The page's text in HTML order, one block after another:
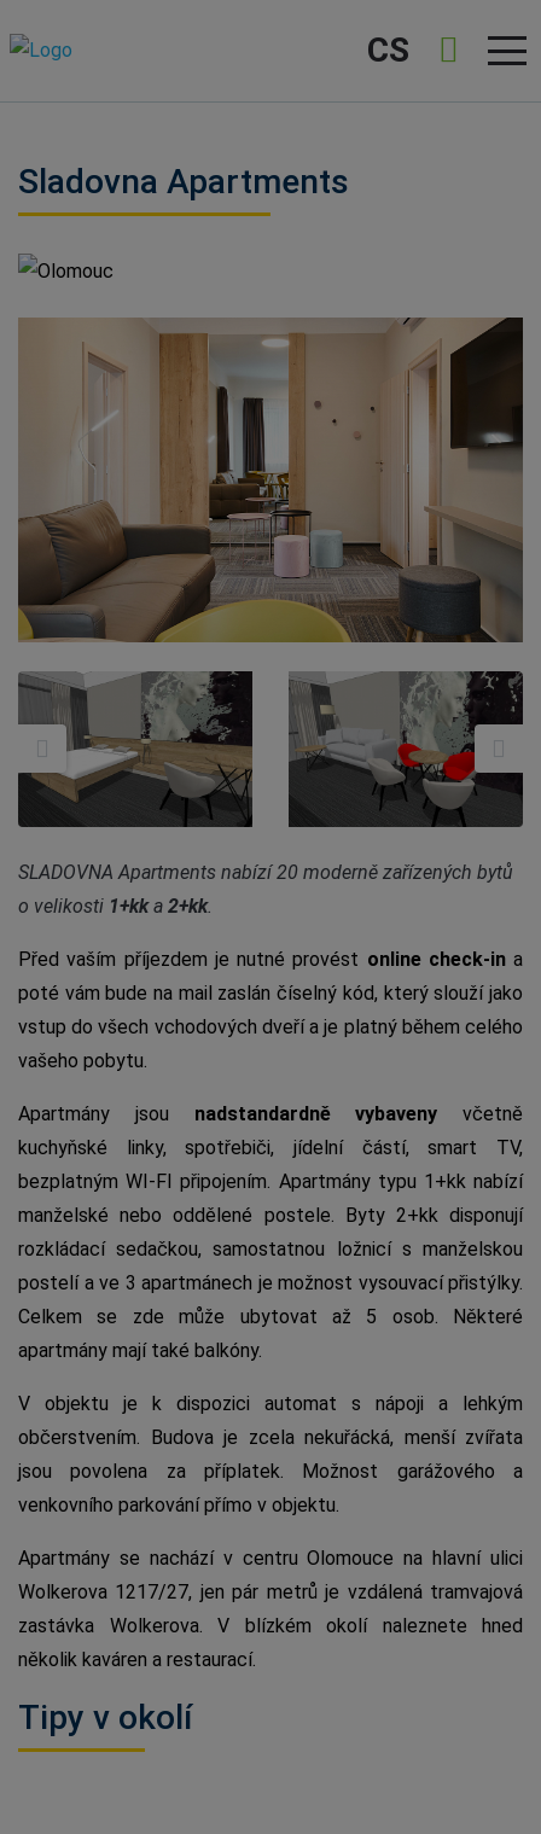
CS
Sladovna Apartments
Olomouc
SLADOVNA Apartments nabízí 20 moderně zařízených bytů
o velikosti 1+kka 2+kk.
Před vaším příjezdem je nutné provést online check-ina
poté vám bude na mail zaslán číselný kód, který slouží jako
vstup do všech vchodových dveří a je platný během celého
vašeho pobytu.
Apartmány jsou nadstandardně vybaveny včetně
kuchyňské linky, spotřebiči, jídelní částí, smart TV,
bezplatným WI-FI připojením. Apartmány typu 1+kk nabízí
manželské nebo oddělené postele. Byty 2+kk disponují
rozkládací sedačkou, samostatnou ložnicí s manželskou
postelí a ve 3 apartmánech je možnost vysouvací přistýlky.
Celkem se zde může ubytovat až 5 osob. Některé
apartmány mají také balkóny.
V objektu je k dispozici automat s nápoji a lehkým
občerstvením. Budova je zcela nekuřácká, menší zvířata
jsou povolena za příplatek. Možnost garážového a
venkovního parkování přímo v objektu.
Apartmány se nachází v centru Olomouce na hlavní ulici
Wolkerova 1217/27, jen pár metrů je vzdálená tramvajová
zastávka Wolkerova. V blízkém okolí naleznete hned
několik kaváren a restaurací.
Tipy v okolí